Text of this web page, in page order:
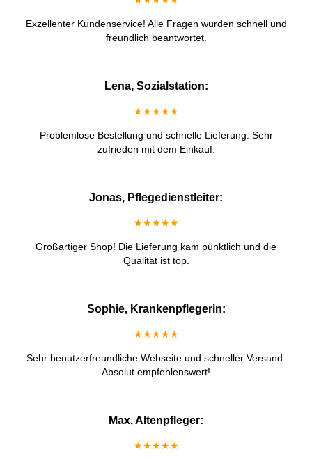
Exzellenter Kundenservice! Alle Fragen wurden schnell und
freundlich beantwortet.
Lena, Sozialstation:
★★★★★
Problemlose Bestellung und schnelle Lieferung. Sehr
zufrieden mit dem Einkauf.
Jonas, Pflegedienstleiter:
★★★★★
Großartiger Shop! Die Lieferung kam pünktlich und die
Qualität ist top.
Sophie, Krankenpflegerin:
★★★★★
Sehr benutzerfreundliche Webseite und schneller Versand.
Absolut empfehlenswert!
Max, Altenpfleger:
★★★★★